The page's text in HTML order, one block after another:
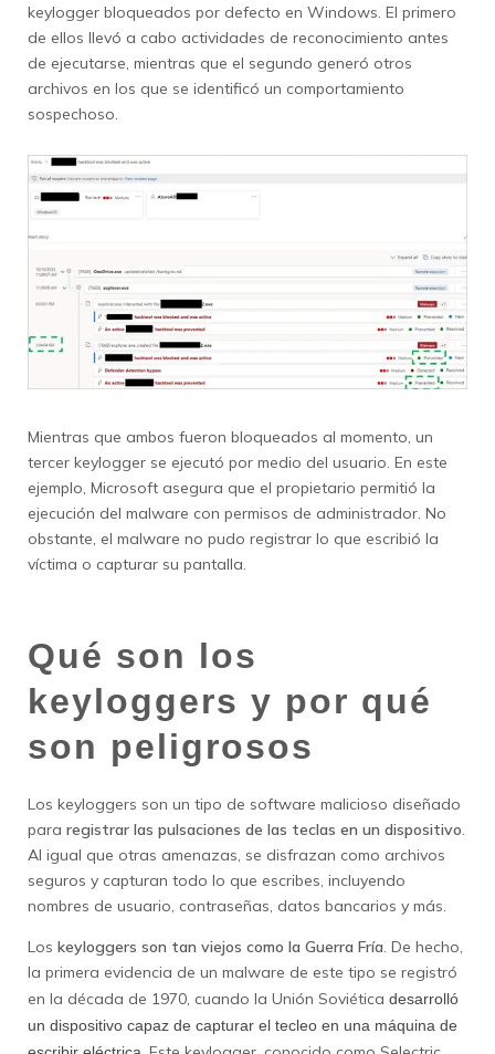
keylogger bloqueados por defecto en Windows. El primero
de ellos llevó a cabo actividades de reconocimiento antes
de ejecutarse, mientras que el segundo generó otros
archivos en los que se identificó un comportamiento
sospechoso.
Mientras que ambos fueron bloqueados al momento, un
tercer keylogger se ejecutó por medio del usuario. En este
ejemplo, Microsoft asegura que el propietario permitió la
ejecución del malware con permisos de administrador. No
obstante, el malware no pudo registrar lo que escribió la
víctima o capturar su pantalla.
Qué son los
keyloggers y por qué
son peligrosos
Los keyloggers son un tipo de software malicioso diseñado
para registrar las pulsaciones de las teclas en un dispositivo.
Al igual que otras amenazas, se disfrazan como archivos
seguros y capturan todo lo que escribes, incluyendo
nombres de usuario, contraseñas, datos bancarios y más.
Los keyloggers son tan viejos como la Guerra Fría. De hecho,
la primera evidencia de un malware de este tipo se registró
en la década de 1970, cuando la Unión Soviética desarrolló
un dispositivo capaz de capturar el tecleo en una máquina de